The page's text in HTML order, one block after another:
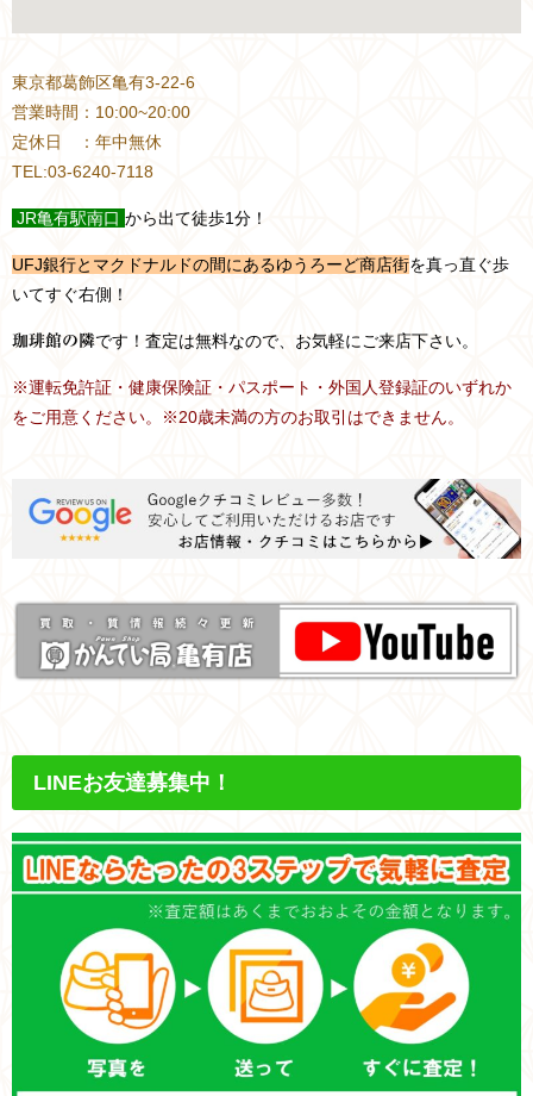
東京都葛飾区亀有3-22-6
営業時間：10:00~20:00
定休日 ：年中無休
TEL:03-6240-7118
JR亀有駅南口 から出て徒歩1分！
UFJ銀行とマクドナルドの間にあるゆうろーど商店街を真っ直ぐ歩
いてすぐ右側！
珈琲館の隣です！査定は無料なので、お気軽にご来店下さい。
※運転免許証・健康保険証・パスポート・外国人登録証のいずれか
をご用意ください。※20歳未満の方のお取引はできません。
LINEお友達募集中！